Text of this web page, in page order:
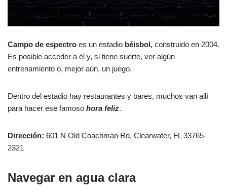
Campo de espectro es un estadio béisbol, construido en 2004.
Es posible acceder a él y, si tiene suerte, ver algún
entrenamiento o, mejor aún, un juego.
Dentro del estadio hay restaurantes y bares, muchos van allí
para hacer ese famoso hora feliz.
Dirección: 601 N Old Coachman Rd, Clearwater, FL 33765-
2321
Navegar en agua clara